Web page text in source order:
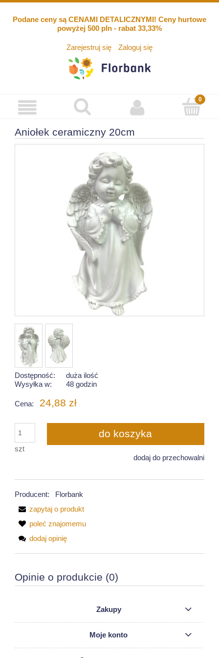
Podane ceny są CENAMI DETALICZNYMI! Ceny hurtowe
powyżej 500 pln - rabat 33,33%
Zarejestruj się Zaloguj się
Aniołek ceramiczny 20cm
Dostępność:
duża ilość
Wysyłka w:
48 godzin
Cena: 24,88 zł
szt
do koszyka
dodaj do przechowalni
Producent:
Florbank
zapytaj o produkt
poleć znajomemu
dodaj opinię
Opinie o produkcie (0)
Zakupy
Moje konto